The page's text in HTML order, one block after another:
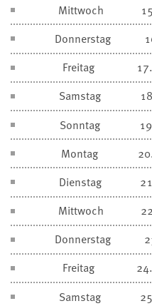
Mittwoch
Donnerstag
Freitag
Samstag
Sonntag
Montag
Dienstag
Mittwoch
Donnerstag
Freitag
Samstag